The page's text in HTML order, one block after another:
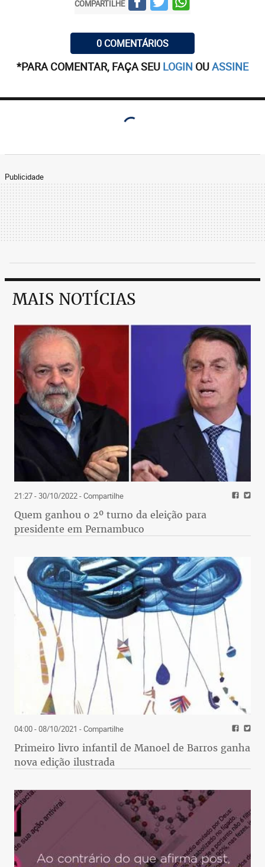
COMPARTILHE
0 COMENTÁRIOS
*PARA COMENTAR, FAÇA SEU LOGIN OUASSINE
Publicidade
MAIS NOTÍCIAS
21:27 - 30/10/2022- Compartilhe
Quem ganhou o 2º turno da eleição para
presidente em Pernambuco
04:00 - 08/10/2021 - Compartilhe
Primeiro livro infantil de Manoel de Barros ganha
nova edição ilustrada